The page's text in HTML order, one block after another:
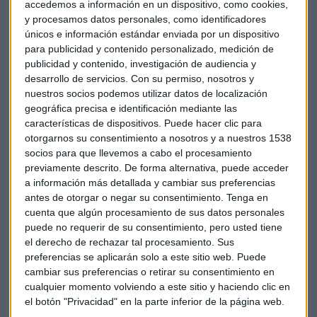
accedemos a información en un dispositivo, como cookies,
y procesamos datos personales, como identificadores
únicos e información estándar enviada por un dispositivo
para publicidad y contenido personalizado, medición de
publicidad y contenido, investigación de audiencia y
desarrollo de servicios. Con su permiso, nosotros y
nuestros socios podemos utilizar datos de localización
geográfica precisa e identificación mediante las
características de dispositivos. Puede hacer clic para
otorgarnos su consentimiento a nosotros y a nuestros 1538
socios para que llevemos a cabo el procesamiento
previamente descrito. De forma alternativa, puede acceder
a información más detallada y cambiar sus preferencias
antes de otorgar o negar su consentimiento. Tenga en
cuenta que algún procesamiento de sus datos personales
puede no requerir de su consentimiento, pero usted tiene
el derecho de rechazar tal procesamiento. Sus
preferencias se aplicarán solo a este sitio web. Puede
cambiar sus preferencias o retirar su consentimiento en
cualquier momento volviendo a este sitio y haciendo clic en
el botón "Privacidad" en la parte inferior de la página web.
pensiones pueden llegar a tener
una comisión superior al doble. ¿Por qué es interesante este
dato? Muy sencillo, un plan de pensiones es un producto que
se contrata para un periodo de plazo muy largo. De hecho,
no se pueden retirar antes de la jubilación. Aunque en 2015
se cambió la legislación actual, y sin haber llegado a ese
periodo de la jubilación, podrán rescatarse desde el 1 de
enero de 2025 siempre y cuando tengan una antigüedad
mayor de 10 años.
Pero en todo caso, aprovecharse de los servicios que
prestan los Robo Advisors es siempre un buen punto de
partida. Podemos conocer cuáles son los que mejor nos
convienen, cuál es la aportación mínima,si las comisiones
son elevadas o no. Si echamos cálculos, es posible ahorrar
una buena cantidad de dinero durante el tiempo en el que
esté activo el plan. Si una persona joven, de 25 años,
contrata un plan de pensiones y lo mantiene hasta la edad
de jubilación, pongamos que 67 años, estaremos hablando